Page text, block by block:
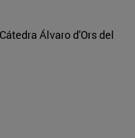
Álvaro d'Ors del